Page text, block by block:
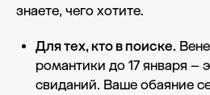
знаете, чего хотите.
Для тех, кто в поиске.
романтики до 17 января –
свиданий. Ваше обаяние